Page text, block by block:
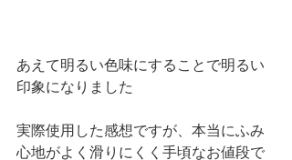
あえて明るい色味にすることで明るい
印象になりました
実際使用した感想ですが、本当にふみ
心地がよく滑りにくく手頃なお値段で